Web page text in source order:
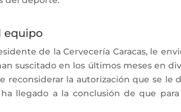
equipo
de la Cervecería Caracas, le
suscitado en los últimos meses en
la autorización que se le
llegado a la conclusión de que